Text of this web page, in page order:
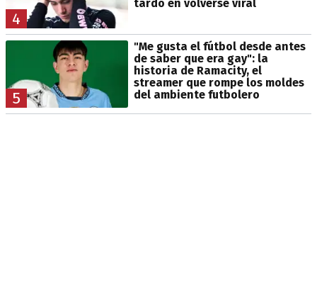
4
tardó en volverse viral
5
"Me gusta el fútbol desde antes
de saber que era gay": la
historia de Ramacity, el
streamer que rompe los moldes
del ambiente futbolero